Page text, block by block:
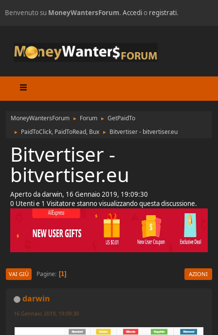
Benvenuto su MoneyWantersForum. Accedio registrati.
MoneyWantersForum ► Forum ► GetPaidTo
► PaidToClick, PaidToRead, Bux ► Bitvertiser - bitvertiser.eu
Bitvertiser -
bitvertiser.eu
Aperto da darwin, 16 Gennaio 2019, 19:09:30
0 Utenti e 1 Visitatore stanno visualizzando questa discussione.
VAI GIÙ Pagine 1 AZIONI
darwin
16 Gennaio 2019, 19:09:30